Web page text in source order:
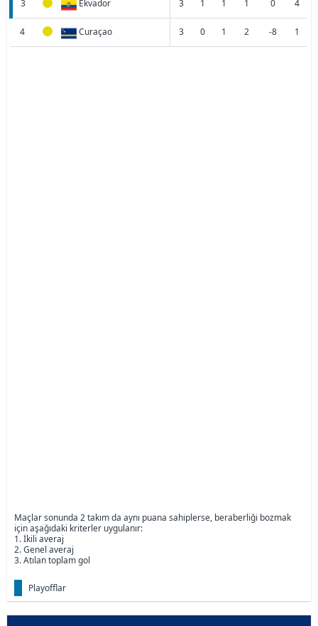
3 Ekvador 3 1 1 1 0 4
4 Curaçao 3 0 1 2 -8 1
Maçlar sonunda 2 takım da aynı puana sahiplerse, beraberliği bozmak
için aşağıdaki kriterler uygulanır:
1. İkili averaj
2. Genel averaj
3. Atılan toplam gol
Playofflar